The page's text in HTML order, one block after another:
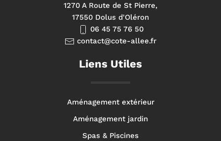
1270 A Route de St Pierre,
17550 Dolus d'Oléron
06 45 75 76 50
contact@cote-allee.fr
Liens Utiles
Aménagement extérieur
Aménagement jardin
Spas & Piscines